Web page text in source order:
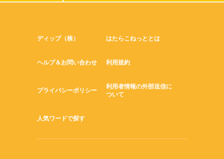
ディップ（株） はたらこねっととは
ヘルプ＆お問い合わせ 利用規約
プライバシーポリシー
利用者情報の外部送信に
ついて
人気ワードで探す